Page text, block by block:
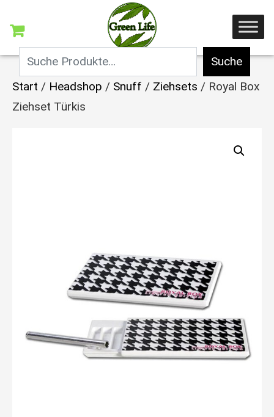
Suche
Start / Headshop / Snuff / Ziehsets / Royal Box
Ziehset Türkis